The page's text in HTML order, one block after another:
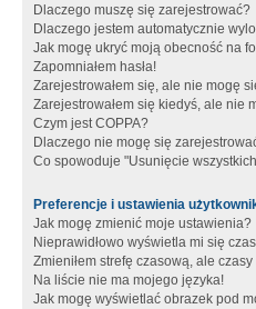
Dlaczego muszę się zarejestrować?
Dlaczego jestem automatycznie
Jak mogę ukryć moją obecność na
Zapomniałem hasła!
Zarejestrowałem się, ale nie mogę
Zarejestrowałem się kiedyś, ale nie
Czym jest COPPA?
Dlaczego nie mogę się
Co spowoduje "Usunięcie
Preferencje i ustawienia
Jak mogę zmienić moje ustawienia?
Nieprawidłowo wyświetla mi się
Zmieniłem strefę czasową, ale
Na liście nie ma mojego języka!
Jak mogę wyświetlać obrazek pod